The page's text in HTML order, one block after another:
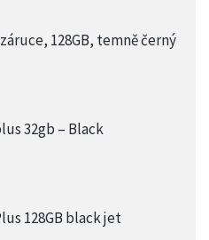
128GB, temně černý
32gb – Black
128GB black jet